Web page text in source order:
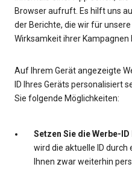
Browser aufruft. Es hilft uns
der Berichte, die wir für
Wirksamkeit ihrer Kampagnen
Auf Ihrem Gerät angezeigte
ID Ihres Geräts personalisiert
Sie folgende Möglichkeiten:
Setzen Sie die Werbe-
wird die aktuelle ID
Ihnen zwar weiterhin